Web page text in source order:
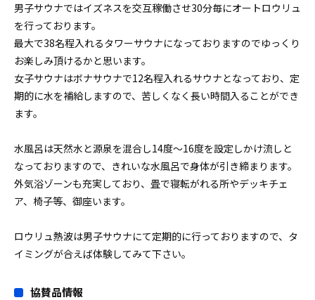
男子サウナではイズネスを交互稼働させ30分毎にオートロウリュ
を行っております。
最大で38名程入れるタワーサウナになっておりますのでゆっくり
お楽しみ頂けるかと思います。
女子サウナはボナサウナで12名程入れるサウナとなっており、定
期的に水を補給しますので、苦しくなく長い時間入ることができ
ます。
水風呂は天然水と源泉を混合し14度〜16度を設定しかけ流しと
なっておりますので、きれいな水風呂で身体が引き締まります。
外気浴ゾーンも充実しており、畳で寝転がれる所やデッキチェ
ア、椅子等、御座います。
ロウリュ熱波は男子サウナにて定期的に行っておりますので、タ
イミングが合えば体験してみて下さい。
協賛品情報